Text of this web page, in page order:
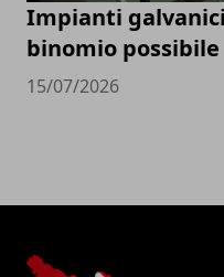
Impianti
binomio possibile
15/07/2026